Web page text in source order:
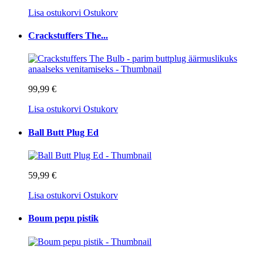
Lisa ostukorvi Ostukorv
Crackstuffers The...
99,99 €
Lisa ostukorvi Ostukorv
Ball Butt Plug Ed
59,99 €
Lisa ostukorvi Ostukorv
Boum pepu pistik